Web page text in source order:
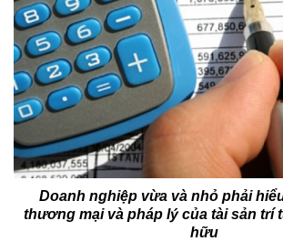
Doanh nghiệp vừa và nhỏ phải
thương mại và pháp lý của tài sản trí
hữu